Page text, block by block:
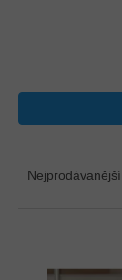
Nejprodávanější